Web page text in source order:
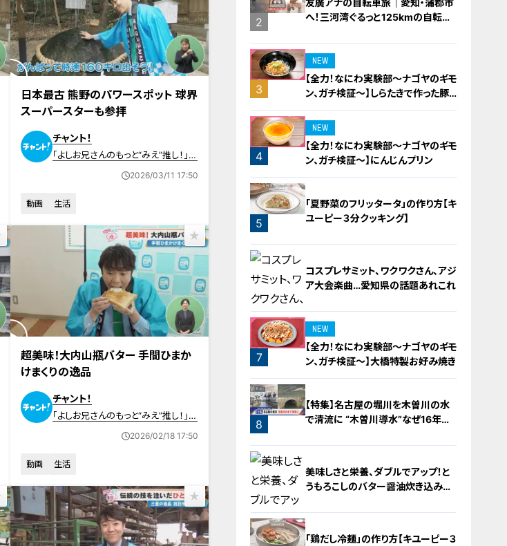
日本最古 熊野のパワースポット 球界
スーパースターも参拝
チャント！
「よしお兄さんのもっと“みえ”推し！」動
2026/03/11 17:50
動画 生活
超美味！大内山瓶バター 手間ひまか
けまくりの逸品
チャント！
「よしお兄さんのもっと“みえ”推し！」動
2026/02/18 17:50
動画 生活
2
へ！三河湾ぐるっと125kmの自転車
3
NEW
【全力！なにわ実験部～ナゴヤのギモ
ン、ガチ検証～】しらたきで作った豚
バラミンチの油そば
4
NEW
【全力！なにわ実験部～ナゴヤのギモ
ン、ガチ検証～】にんじんプリン
5
「夏野菜のフリッタータ」の作り方【キ
ユーピー３分クッキング】
6
コスプレサミット、ワクワクさん、アジ
ア大会楽曲…愛知県の話題あれこれ
7
NEW
【全力！なにわ実験部～ナゴヤのギモ
ン、ガチ検証～】大橋特製お好み焼き
8
【特集】名古屋の堀川を木曽川の水
で清流に “木曽川導水”なぜ16年ぶ
美味しさと栄養、ダブルでアップ！と
うもろこしのバター醤油炊き込みご
「鶏だし冷麺」の作り方【キユーピー３